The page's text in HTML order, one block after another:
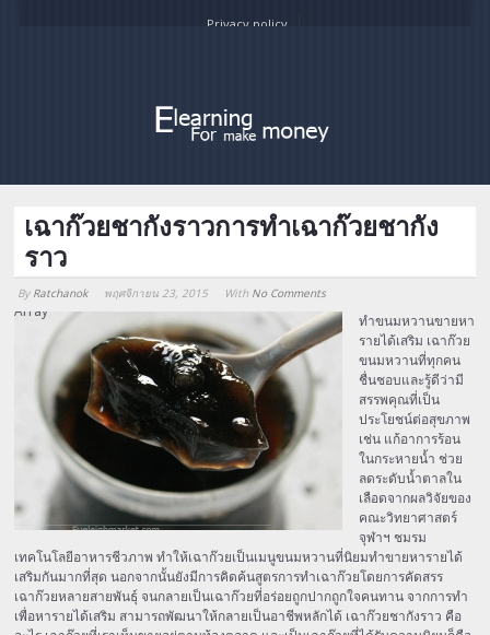
Privacy policy
เฉาก๊วยชากังราวการทำเฉาก๊วยชากัง
ราว
By Ratchanok พฤศจิกายน 23, 2015 With No Comments
Array
ทำขนมหวานขายหา
รายได้เสริม เฉาก๊วย
ขนมหวานที่ทุกคน
ชื่นชอบและรู้ดีว่ามี
สรรพคุณที่เป็น
ประโยชน์ต่อสุขภาพ
เช่น แก้อาการร้อน
ในกระหายน้ำ ช่วย
ลดระดับน้ำตาลใน
เลือดจากผลวิจัยของ
คณะวิทยาศาสตร์
จุฬาฯ ชมรม
เทคโนโลยีอาหารชีวภาพ ทำให้เฉาก๊วยเป็นเมนูขนมหวานที่นิยมทำขายหารายได้
เสริมกันมากที่สุด นอกจากนั้นยังมีการคิดค้นสูตรการทำเฉาก๊วยโดยการคัดสรร
เฉาก๊วยหลายสายพันธุ์ จนกลายเป็นเฉาก๊วยที่อร่อยถูกปากถูกใจคนทาน จากการทำ
เพื่อหารายได้เสริม สามารถพัฒนาให้กลายเป็นอาชีพหลักได้ เฉาก๊วยชากังราว คือ